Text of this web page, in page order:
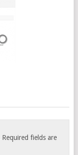
Required fields are